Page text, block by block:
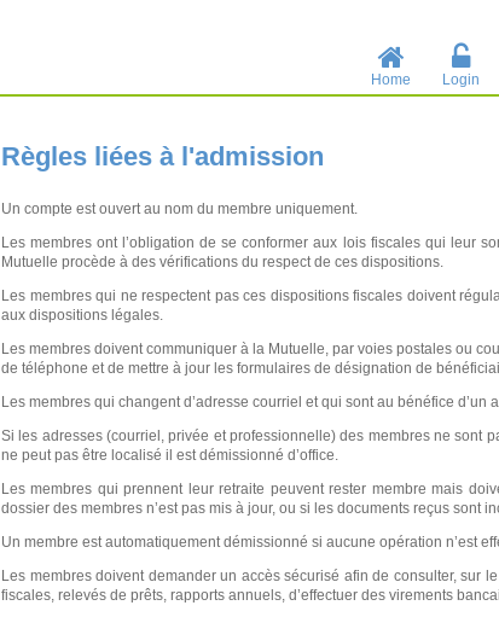
Home Login
Règles liées à l'admission
Un compte est ouvert au nom du membre uniquement.
Les membres ont l’obligation de se conformer aux lois fiscales qui leur
Mutuelle procède à des vérifications du respect de ces dispositions.
Les membres qui ne respectent pas ces dispositions fiscales doivent
aux dispositions légales.
Les membres doivent communiquer à la Mutuelle, par voies postales ou
de téléphone et de mettre à jour les formulaires de désignation de
Les membres qui changent d’adresse courriel et qui sont au bénéfice
Si les adresses (courriel, privée et professionnelle) des membres ne sont
ne peut pas être localisé il est démissionné d’office.
Les membres qui prennent leur retraite peuvent rester membre mais
dossier des membres n’est pas mis à jour, ou si les documents reçus sont
Un membre est automatiquement démissionné si aucune opération n’est
Les membres doivent demander un accès sécurisé afin de consulter, sur
fiscales, relevés de prêts, rapports annuels, d’effectuer des virements